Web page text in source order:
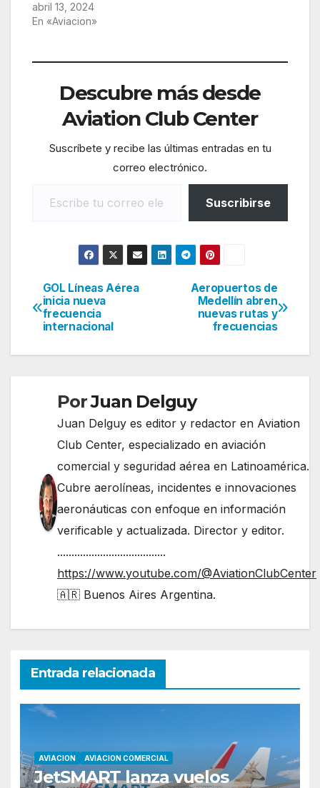
abril 13, 2024
En «Aviacion»
Descubre más desde
Aviation Club Center
Suscríbete y recibe las últimas entradas en tu
correo electrónico.
Suscribirse
Navegación
de
entradas
Aeropuertos de
Medellín abren
nuevas rutas y
frecuencias
GOL Líneas Aérea
inicia nueva
frecuencia
internacional
PorJuan Delguy
Juan Delguy es editor y redactor en Aviation
Club Center, especializado en aviación
comercial y seguridad aérea en Latinoamérica.
Cubre aerolíneas, incidentes e innovaciones
aeronáuticas con enfoque en información
verificable y actualizada. Director y editor.
......................................
https://www.youtube.com/@AviationClubCenter
🇦🇷 Buenos Aires Argentina.
Entrada relacionada
AVIACION AVIACION COMERCIAL
JetSMART lanza vuelos